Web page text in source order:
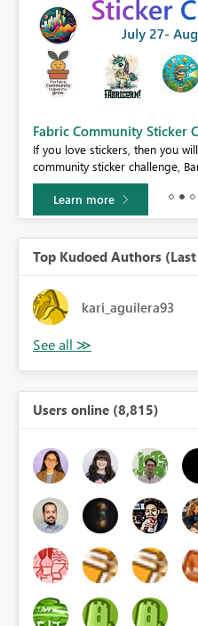
Fabric Community Sticker
If you love stickers, then you
community sticker challenge,
Learn more
Top Kudoed Authors
kari_aguilera93
Users online (8,815)